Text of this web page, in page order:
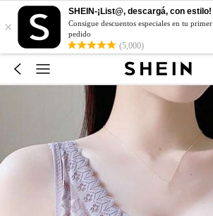
×
SHEIN-¡List@, descargá, con estilo!
Consigue descuentos especiales en tu primer
pedido
(5,000)